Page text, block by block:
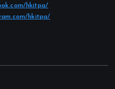
hkitpa/
hkitpa/